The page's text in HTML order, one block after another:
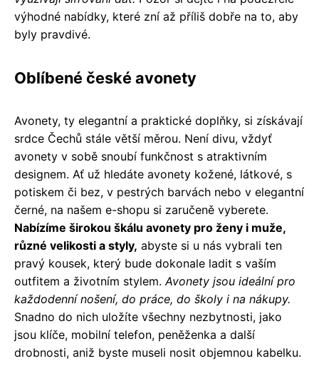
výhodné nabídky, které zní až příliš dobře na to, aby
byly pravdivé.
Oblíbené české avonety
Avonety, ty elegantní a praktické doplňky, si získávají
srdce Čechů stále větší měrou. Není divu, vždyť
avonety v sobě snoubí funkčnost s atraktivním
designem. Ať už hledáte avonety kožené, látkové, s
potiskem či bez, v pestrých barvách nebo v elegantní
černé, na našem e-shopu si zaručeně vyberete.
Nabízíme širokou škálu avonety pro ženy i muže,
různé velikosti a styly, abyste si u nás vybrali ten
pravý kousek, který bude dokonale ladit s vaším
outfitem a životním stylem.Avonety jsou ideální pro
každodenní nošení, do práce, do školy i na nákupy.
Snadno do nich uložíte všechny nezbytnosti, jako
jsou klíče, mobilní telefon, peněženka a další
drobnosti, aniž byste museli nosit objemnou kabelku.